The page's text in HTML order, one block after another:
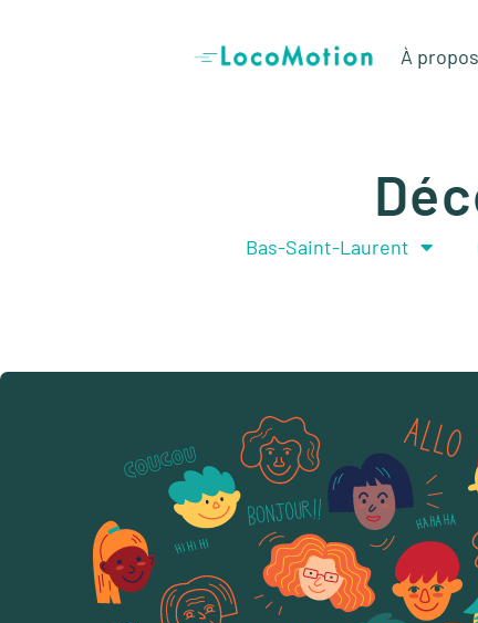
À propos
Bas-Saint-Laurent